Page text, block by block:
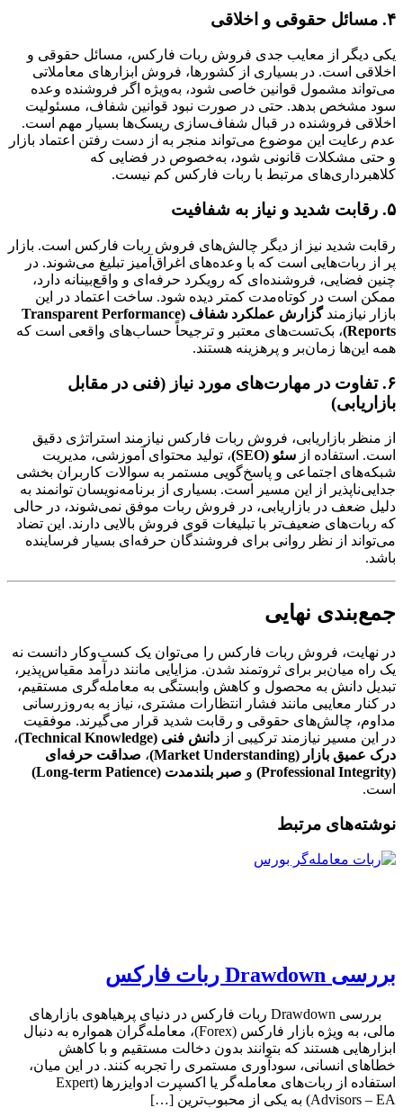
۴. مسائل حقوقی و اخلاقی
یکی دیگر از معایب جدی فروش ربات فارکس، مسائل حقوقی و
اخلاقی است. در بسیاری از کشورها، فروش ابزارهای معاملاتی
می‌تواند مشمول قوانین خاصی شود، به‌ویژه اگر فروشنده وعده
سود مشخص بدهد. حتی در صورت نبود قوانین شفاف، مسئولیت
اخلاقی فروشنده در قبال شفاف‌سازی ریسک‌ها بسیار مهم است.
عدم رعایت این موضوع می‌تواند منجر به از دست رفتن اعتماد بازار
و حتی مشکلات قانونی شود، به‌خصوص در فضایی که
کلاهبرداری‌های مرتبط با ربات فارکس کم نیست.
۵. رقابت شدید و نیاز به شفافیت
رقابت شدید نیز از دیگر چالش‌های فروش ربات فارکس است. بازار
پر از ربات‌هایی است که با وعده‌های اغراق‌آمیز تبلیغ می‌شوند. در
چنین فضایی، فروشنده‌ای که رویکرد حرفه‌ای و واقع‌بینانه دارد،
ممکن است در کوتاه‌مدت کمتر دیده شود. ساخت اعتماد در این
بازار نیازمند
گزارش عملکرد شفاف (Transparent Performance
Reports) ، بک‌تست‌های معتبر و ترجیحاً حساب‌های واقعی است که
همه این‌ها زمان‌بر و پرهزینه هستند.
۶. تفاوت در مهارت‌های مورد نیاز (فنی در مقابل
بازاریابی)
از منظر بازاریابی، فروش ربات فارکس نیازمند استراتژی دقیق
است. استفاده از سئو (SEO)
، تولید محتوای آموزشی، مدیریت
شبکه‌های اجتماعی و پاسخ‌گویی مستمر به سوالات کاربران بخشی
جدایی‌ناپذیر از این مسیر است. بسیاری از برنامه‌نویسان توانمند به
دلیل ضعف در بازاریابی، در فروش ربات موفق نمی‌شوند، در حالی
که ربات‌های ضعیف‌تر با تبلیغات قوی فروش بالایی دارند. این تضاد
می‌تواند از نظر روانی برای فروشندگان حرفه‌ای بسیار فرساینده
باشد.
جمع‌بندی نهایی
در نهایت، فروش ربات فارکس را می‌توان یک کسب‌وکار دانست نه
یک راه میان‌بر برای ثروتمند شدن. مزایایی مانند درآمد مقیاس‌پذیر،
تبدیل دانش به محصول و کاهش وابستگی به معامله‌گری مستقیم،
در کنار معایبی مانند فشار انتظارات مشتری، نیاز به به‌روزرسانی
مداوم، چالش‌های حقوقی و رقابت شدید قرار می‌گیرند. موفقیت
در این مسیر نیازمند ترکیبی از دانش فنی (Technical Knowledge)
،
درک عمیق بازار (Market Understanding)
، صداقت حرفه‌ای
(Professional Integrity)
و صبر بلندمدت (Long-term Patience)
است.
نوشته‌های مرتبط
بررسی Drawdown ربات فارکس
بررسی Drawdown ربات فارکس در دنیای پرهیاهوی بازارهای
مالی، به ویژه بازار فارکس (Forex)، معامله‌گران همواره به دنبال
ابزارهایی هستند که بتوانند بدون دخالت مستقیم و با کاهش
خطاهای انسانی، سودآوری مستمری را تجربه کنند. در این میان،
استفاده از ربات‌های معامله‌گر یا اکسپرت ادوایزرها (Expert
Advisors – EA) به یکی از محبوب‌ترین […]